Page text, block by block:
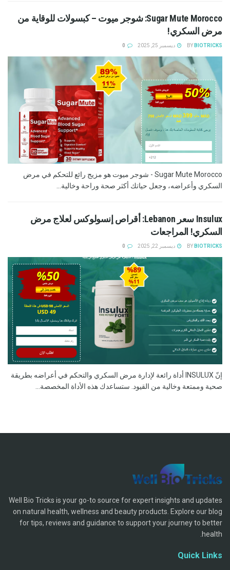
Sugar Mute Morocco: شوجر ميوت – كبسولات للوقاية من
مرض السكري!
BY BIOTRICKS ديسمبر 25, 2025
Sugar Mute Morocco - شوجر ميوت هو مزيج رائع للتحكم في مرض
السكري وأعراضه، وجعل حياتك أكثر صحة وراحة وخالية...
Insulux سعر Lebanon: أقراص إنسولوكس لعلاج مرض
السكري! المراجعات
BY BIOTRICKS ديسمبر 22, 2025
إنّ INSULUX أداة رائعة لإدارة مرض السكري والتحكم في أعراضه بطريقة
صحية وممتعة وخالية من القيود. ستساعدك هذه الأداة المخصصة...
Well Bio Tricks is your go-to source for expert insights and updates
on natural health, wellness and beauty products. Explore our blog
for tips, reviews and guidance to support your journey to better
health.
Quick Links